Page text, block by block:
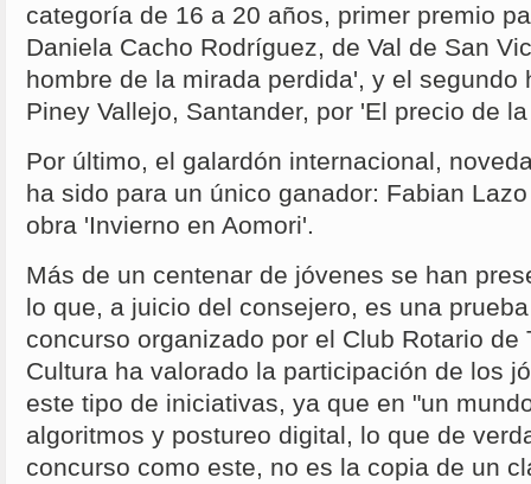
categoría de 16 a 20 años, primer premio
Daniela Cacho Rodríguez, de Val de San
hombre de la mirada perdida', y el segundo
Piney Vallejo, Santander, por 'El precio de
Por último, el galardón internacional,
ha sido para un único ganador: Fabian
obra 'Invierno en Aomori'.
Más de un centenar de jóvenes se han
lo que, a juicio del consejero, es una
concurso organizado por el Club Rotario de
Cultura ha valorado la participación de los
este tipo de iniciativas, ya que en "un
algoritmos y postureo digital, lo que de
concurso como este, no es la copia de un